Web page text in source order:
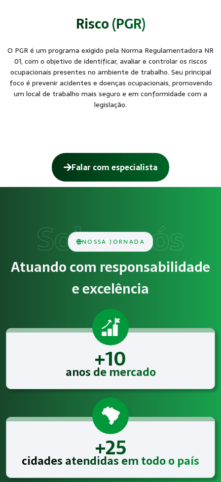
Risco (PGR)
O PGR é um programa exigido pela Norma Regulamentadora NR
01, com o objetivo de identificar, avaliar e controlar os riscos
ocupacionais presentes no ambiente de trabalho. Seu principal
foco é prevenir acidentes e doenças ocupacionais, promovendo
um local de trabalho mais seguro e em conformidade com a
legislação.
Falar com especialista
Como funciona Programa de
Obrigatoriedade legal
Empresas que exercem atividades com exposição a riscos
Atendimento especializado
A Megatrab - Engenharia de Segurança do Trabalho
NOSSA JORNADA
Atuando com responsabilidade
e excelência
+10
anos de mercado
+25
cidades atendidas em todo o país